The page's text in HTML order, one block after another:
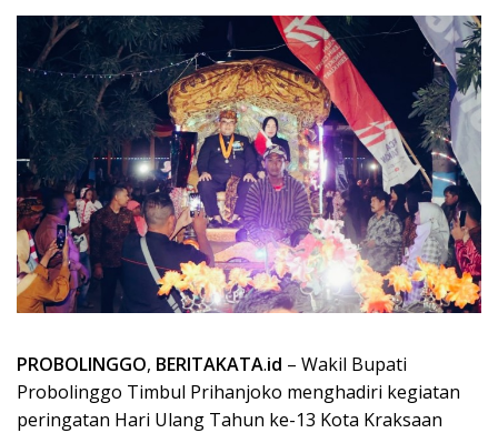
PROBOLINGGO, BERITAKATA.id – Wakil Bupati
Probolinggo Timbul Prihanjoko menghadiri kegiatan
peringatan Hari Ulang Tahun ke-13 Kota Kraksaan